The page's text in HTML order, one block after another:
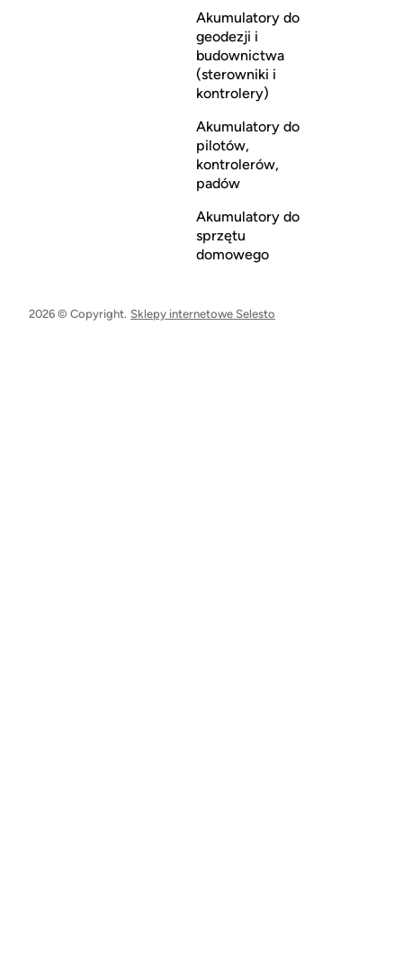
Akumulatory do
geodezji i
budownictwa
(sterowniki i
kontrolery)
Akumulatory do
pilotów,
kontrolerów,
padów
Akumulatory do
sprzętu
domowego
2026 © Copyright. Sklepy internetowe Selesto